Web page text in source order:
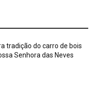
tradição do carro de bois
Senhora das Neves